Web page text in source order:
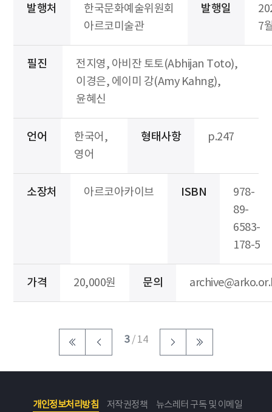
발행처
한국문화예술위원회
아르코미술관
발행일
7
필진
전지영, 아비잔 토토(Abhijan Toto),
이경은, 에이미 강(Amy Kahng),
윤혜신
언어
한국어,
영어
형태사항 p.247
소장처 아르코아카이브 ISBN
978-
89-
6583-
178-5
가격 20,000원 문의
3/ 14
개인정보처리방침 저작권정책 뉴스레터 구독 및 이메일